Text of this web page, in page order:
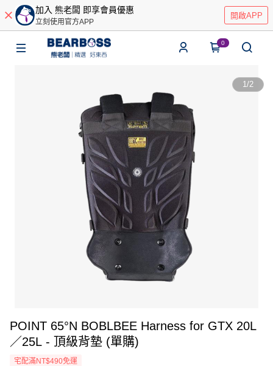
加入 熊老闆 即享會員優惠
立刻使用官方APP
開啟APP
0
1/2
POINT 65°N BOBLBEE Harness for GTX 20L
／25L - 頂級背墊 (單購)
宅配滿NT$490免運